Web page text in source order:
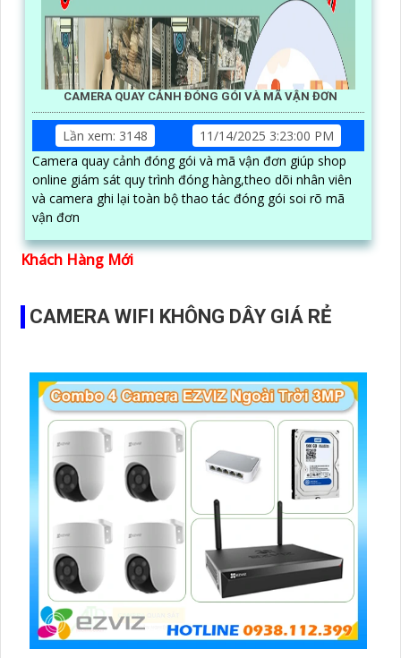
CAMERA QUAY CẢNH ĐÓNG GÓI VÀ MÃ VẬN ĐƠN
Lần xem: 3148
11/14/2025 3:23:00 PM
Camera quay cảnh đóng gói và mã vận đơn giúp shop
online giám sát quy trình đóng hàng,theo dõi nhân viên
và camera ghi lại toàn bộ thao tác đóng gói soi rõ mã
vận đơn
Khách Hàng Mới
CAMERA WIFI KHÔNG DÂY GIÁ RẺ